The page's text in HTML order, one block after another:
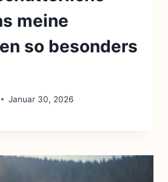
meine
so besonders
Januar 30, 2026